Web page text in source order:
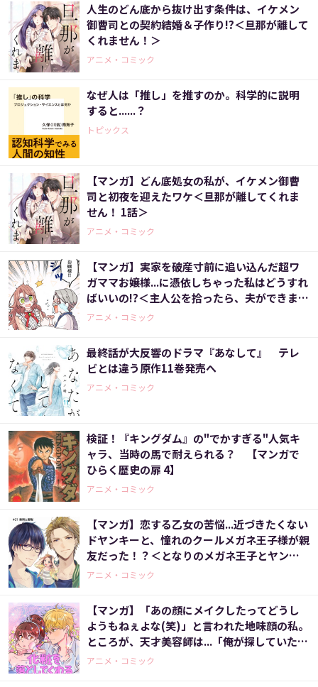
人生のどん底から抜け出す条件は、イケメン
御曹司との契約結婚＆子作り!?＜旦那が離して
くれません！＞
アニメ・コミック
なぜ人は「推し」を推すのか。科学的に説明
すると......？
トピックス
【マンガ】どん底処女の私が、イケメン御曹
司と初夜を迎えたワケ＜旦那が離してくれま
せん！ 1話＞
アニメ・コミック
【マンガ】実家を破産寸前に追い込んだ超ワ
ガママお嬢様...に憑依しちゃった私はどうすれ
ばいいの!?＜主人公を拾ったら、夫ができまし
た 2話＞
アニメ・コミック
最終話が大反響のドラマ『あなして』 テレ
ビとは違う原作11巻発売へ
アニメ・コミック
検証！『キングダム』の"でかすぎる"人気キ
ャラ、当時の馬で耐えられる？ 【マンガで
ひらく歴史の扉 4】
アニメ・コミック
【マンガ】恋する乙女の苦悩...近づきたくない
ドヤンキーと、憧れのクールメガネ王子様が親
友だった！？＜となりのメガネ王子とヤンキ
ーと！＞
アニメ・コミック
【マンガ】「あの顔にメイクしたってどうし
ようもねぇよな(笑)」と言われた地味顔の私。
ところが、天才美容師は...「俺が探していたの
はこの顔だ！」いったいなぜ？〈化粧を落と
アニメ・コミック